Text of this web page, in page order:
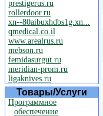
prestigerus.ru
rollerdoor.ru
xn--80aibuxhdbs1g.xn...
qmedical.co.il
www.arealrus.ru
mebson.ru
femidasurgut.ru
meridian-prom.ru
ligaknives.ru
Товары/Услуги
Программное
обеспечение